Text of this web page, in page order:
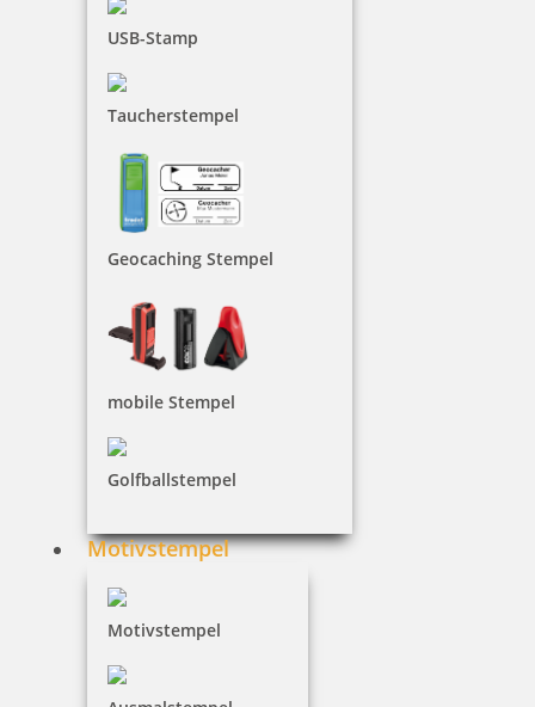
USB-Stamp
Taucherstempel
Geocaching Stempel
mobile Stempel
Golfballstempel
Motivstempel
Motivstempel
Runder Holz-Motivstempel Handmade
Jetzt gestalten